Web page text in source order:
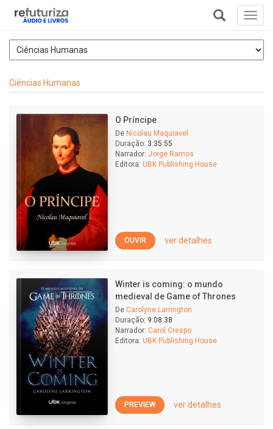
+
Ciências Humanas
O Príncipe
De Nicolau Maquiavel
Duração: 3:35:55
Narrador: Jorge Ramos
Editora: UBK Publishing House
OUVIR ver detalhes
Winter is coming: o mundo
medieval de Game of Thrones
De Carolyne Larrington
Duração: 9:08:38
Narrador: Carol Crespo
Editora: UBK Publishing House
PREVIEW ver detalhes